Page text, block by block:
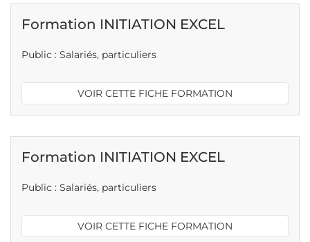
Formation INITIATION EXCEL
Public : Salariés, particuliers
VOIR CETTE FICHE FORMATION
Formation INITIATION EXCEL
Public : Salariés, particuliers
VOIR CETTE FICHE FORMATION